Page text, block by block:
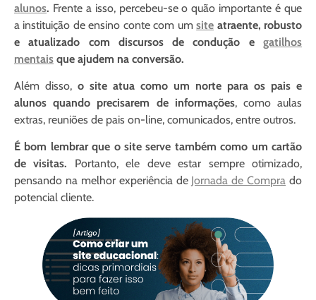
alunos. Frente a isso, percebeu-se o quão importante é que
a instituição de ensino conte com umsite atraente, robusto
e atualizado com discursos de condução e gatilhos
mentais que ajudem na conversão.
Além disso, o site atua como um norte para os pais e
alunos quando precisarem de informações, como aulas
extras, reuniões de pais on-line, comunicados, entre outros.
É bom lembrar que o site serve também como um cartão
de visitas. Portanto, ele deve estar sempre otimizado,
pensando na melhor experiência de Jornada de Compra do
potencial cliente.